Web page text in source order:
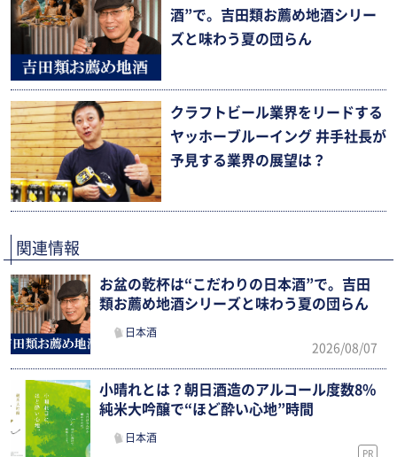
酒”で。吉田類お薦め地酒シリー
ズと味わう夏の団らん
クラフトビール業界をリードする
ヤッホーブルーイング 井手社長が
予見する業界の展望は？
関連情報
お盆の乾杯は“こだわりの日本酒”で。吉田
類お薦め地酒シリーズと味わう夏の団らん
日本酒
2026/08/07
小晴れとは？朝日酒造のアルコール度数8%
純米大吟醸で“ほど酔い心地”時間
日本酒
PR